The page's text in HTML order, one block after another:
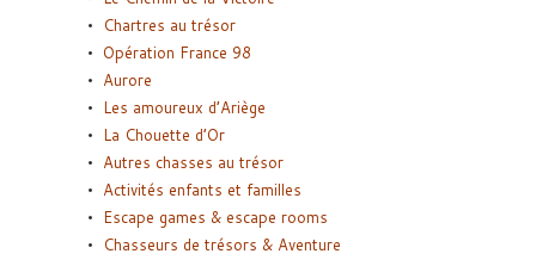
Chartres au trésor
Opération France 98
Aurore
Les amoureux d’Ariège
La Chouette d’Or
Autres chasses au trésor
Activités enfants et familles
Escape games & escape rooms
Chasseurs de trésors & Aventure